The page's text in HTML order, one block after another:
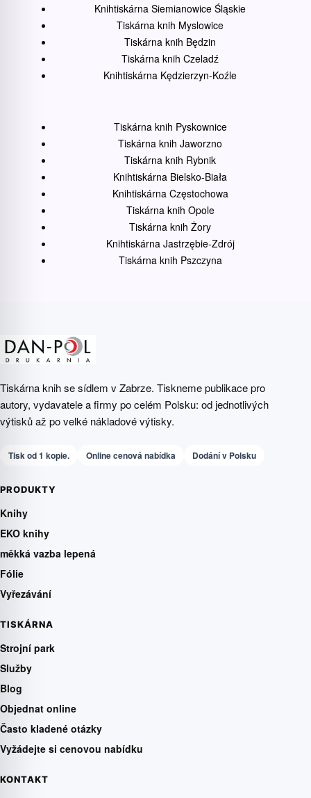
Knihtiskárna Siemianowice Śląskie
Tiskárna knih Myslowice
Tiskárna knih Będzin
Tiskárna knih Czeladź
Knihtiskárna Kędzierzyn-Koźle
Tiskárna knih Pyskownice
Tiskárna knih Jaworzno
Tiskárna knih Rybnik
Knihtiskárna Bielsko-Biała
Knihtiskárna Częstochowa
Tiskárna knih Opole
Tiskárna knih Żory
Knihtiskárna Jastrzębie-Zdrój
Tiskárna knih Pszczyna
Tiskárna knih se sídlem v Zabrze. Tiskneme publikace pro
autory, vydavatele a firmy po celém Polsku: od jednotlivých
výtisků až po velké nákladové výtisky.
Tisk od 1 kopie. Online cenová nabídka Dodání v Polsku
PRODUKTY
Knihy
EKO knihy
měkká vazba lepená
Fólie
Vyřezávání
TISKÁRNA
Strojní park
Služby
Blog
Objednat online
Často kladené otázky
Vyžádejte si cenovou nabídku
KONTAKT